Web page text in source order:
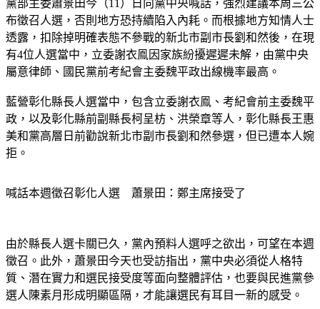
黨部主委蕭景田今（11）日向黨中央喊話，強烈建議本周三公
布徵召人選，否則地方恐持續陷入內耗。而根據地方知情人士
透露，扣除掉明確表態不參戰的新北市副市長劉和然後，在現
有4位人選當中，立委謝衣鳯因家族紛擾遲遲未解，由黨中央
屬意律師、國民黨前考紀會主委魏平政出線機率最高。
藍營彰化縣長人選當中，包含立委謝衣鳯、考紀會前主委魏平
政，以及彰化縣前副縣長柯呈枋、洪榮章等人，彰化縣長王惠
美和黨高層日前勸說新北市副市長劉和然參選，但已遭本人婉
拒。
喊話本週徵召彰化人選　蕭景田：鄭主席接受了
由於縣長人選卡關已久，黨內預料人選呼之欲出，可望在本週
徵召。此外，蕭景田今天也受訪指出，黨中央必須從人格特
質、潛在實力和選民接受度等面向整體評估，也要與民進黨參
選人陳素月形成明顯區隔，才能讓選民有耳目一新的感受。